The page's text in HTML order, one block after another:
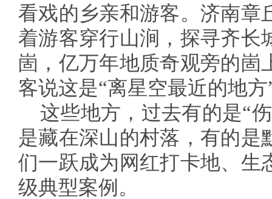
看戏的乡亲和游客。济南章
着游客穿行山涧，探寻齐长
崮，亿万年地质奇观旁的崮
客说这是“离星空最近的地方
这些地方，过去有的是“
是藏在深山的村落，有的是
们一跃成为网红打卡地、生
级典型案例。